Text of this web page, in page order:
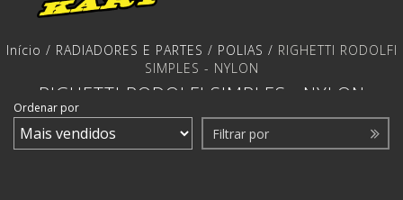
Início / RADIADORES E PARTES / POLIAS / RIGHETTI RODOLFI
SIMPLES - NYLON
RIGHETTI RODOLFI SIMPLES - NYLON
Ordenar por
Filtrar por